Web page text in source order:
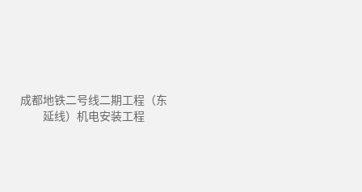
成都地铁二号线二期工程（东
延线）机电安装工程